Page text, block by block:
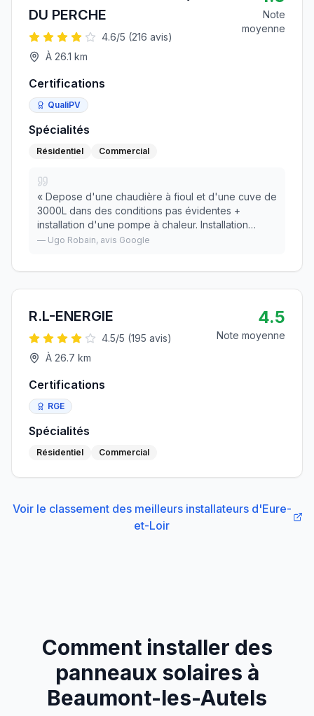
DU PERCHE
4.6/5 (216 avis)
À 26.1 km
Note
moyenne
Certifications
QualiPV
Spécialités
Résidentiel Commercial
« Depose d'une chaudière à fioul et d'une cuve de
3000L dans des conditions pas évidentes +
installation d'une pompe à chaleur. Installation
propre et rapide. »
— Ugo Robain, avis Google
R.L-ENERGIE
4.5/5 (195 avis)
À 26.7 km
4.5
Note moyenne
Certifications
RGE
Spécialités
Résidentiel Commercial
Voir le classement des meilleurs installateurs d'Eure-
et-Loir
Comment installer des
panneaux solaires à
Beaumont-les-Autels